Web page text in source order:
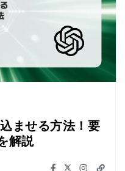
ませる方法！要
解説